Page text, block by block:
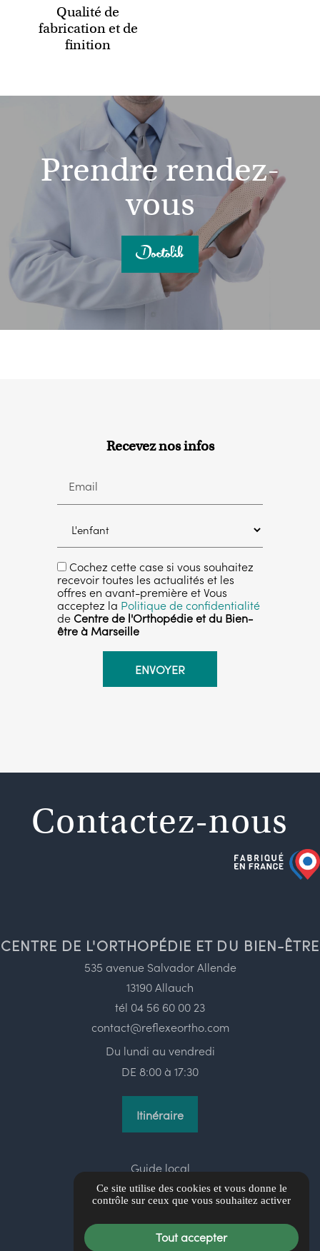
Qualité de
fabrication et de
finition
Prendre rendez-
vous
Recevez nos infos
Email
Cochez cette case si vous souhaitez
recevoir toutes les actualités et les
offres en avant-première et Vous
acceptez la Politique de confidentialité
deCentre de l'Orthopédie et du Bien-
être à Marseille
Contactez-nous
CENTRE DE L'ORTHOPÉDIE ET DU BIEN-ÊTRE
535 avenue Salvador Allende
13190 Allauch
tél 04 56 60 00 23
contact@reflexeortho.com
Du lundi au vendredi
DE 8:00 à 17:30
Itinéraire
Guide local
Informations complémentaires
Mentions légales
Politique de confidentialité
Gestion des cookies
Ce site utilise des cookies et vous donne le
contrôle sur ceux que vous souhaitez activer
Tout accepter